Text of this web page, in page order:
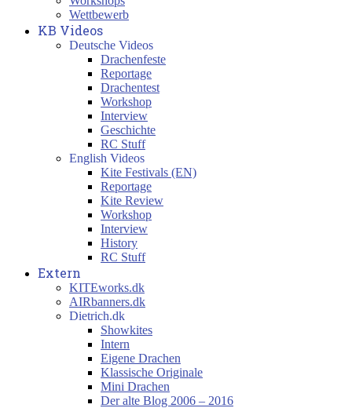
Wettbewerb
KB Videos
Deutsche Videos
Drachenfeste
Reportage
Drachentest
Workshop
Interview
Geschichte
RC Stuff
English Videos
Kite Festivals (EN)
Reportage
Kite Review
Workshop
Interview
History
RC Stuff
Extern
KITEworks.dk
AIRbanners.dk
Dietrich.dk
Showkites
Intern
Eigene Drachen
Klassische Originale
Mini Drachen
Der alte Blog 2006 – 2016